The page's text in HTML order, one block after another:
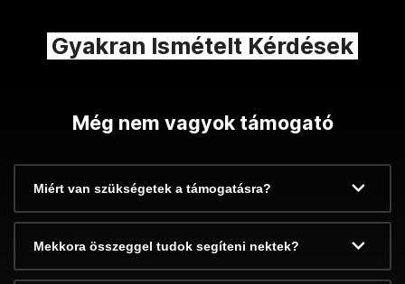
Gyakran Ismételt Kérdések
Még nem vagyok támogató
Miért van szükségetek a támogatásra?
Mekkora összeggel tudok segíteni nektek?